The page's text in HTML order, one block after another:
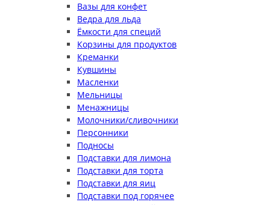
Вазы для конфет
Ведра для льда
Ёмкости для специй
Корзины для продуктов
Креманки
Кувшины
Масленки
Мельницы
Менажницы
Молочники/сливочники
Персонники
Подносы
Подставки для лимона
Подставки для торта
Подставки для яиц
Подставки под горячее